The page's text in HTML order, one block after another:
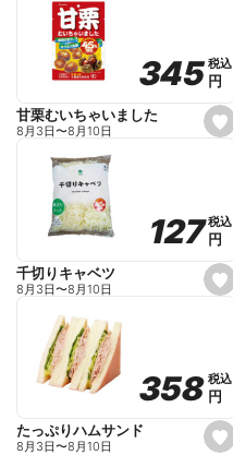
s
e
o
r
i
e
345
345税込
税込
円
円
甘栗むいちゃいました
8月3日〜8月10日
s
e
o
r
i
e
127
127税込
税込
円
円
千切りキャベツ
8月3日〜8月10日
s
e
358
358税込
税込
円
円
たっぷりハムサンド
8月3日〜8月10日